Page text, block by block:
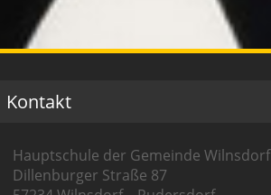
Kontakt
Hauptschule der Gemeinde Wilnsdorf
Dillenburger Straße 87